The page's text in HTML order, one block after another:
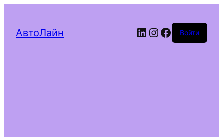
АвтоЛайн LinkedIn
Instagram
Facebook
Войти